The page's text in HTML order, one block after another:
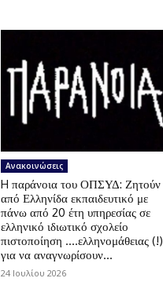
Ανακοινώσεις
H παράνοια του ΟΠΣΥΔ: Ζητούν
από Ελληνίδα εκπαιδευτικό με
πάνω από 20 έτη υπηρεσίας σε
ελληνικό ιδιωτικό σχολείο
πιστοποίηση ….ελληνομάθειας (!)
για να αναγνωρίσουν...
24 Ιουλίου 2026